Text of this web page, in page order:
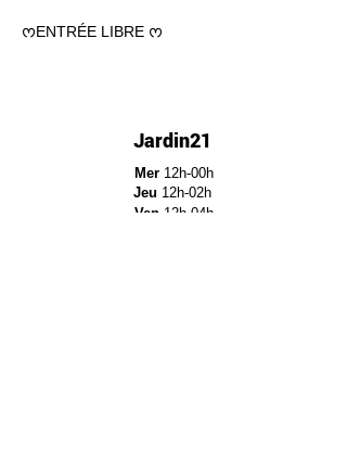
ᰔENTRÉE LIBRE ᰔ
Jardin21
Mer12h-00h
Jeu 12h-02h
Ven 12h-04h